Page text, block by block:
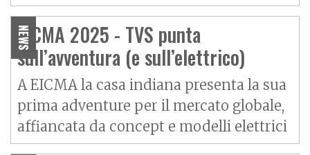
NEWS
EICMA 2025 - TVS punta
sull’avventura (e sull’elettrico)
A EICMA la casa indiana presenta la sua
prima adventure per il mercato globale,
affiancata da concept e modelli elettrici